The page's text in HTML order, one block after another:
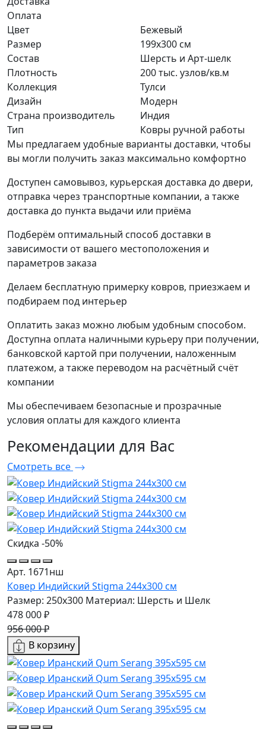
Оплата
Цвет
Бежевый
Размер
199x300 см
Состав
Шерсть и Арт-шелк
Плотность
200 тыс. узлов/кв.м
Коллекция
Тулси
Дизайн
Модерн
Страна производитель
Индия
Тип
Ковры ручной работы
Мы предлагаем удобные варианты доставки, чтобы
вы могли получить заказ максимально комфортно
Доступен самовывоз, курьерская доставка до двери,
отправка через транспортные компании, а также
доставка до пункта выдачи или приёма
Подберём оптимальный способ доставки в
зависимости от вашего местоположения и
параметров заказа
Делаем бесплатную примерку ковров, приезжаем и
подбираем под интерьер
Оплатить заказ можно любым удобным способом.
Доступна оплата наличными курьеру при получении,
банковской картой при получении, наложенным
платежом, а также переводом на расчётный счёт
компании
Мы обеспечиваем безопасные и прозрачные
условия оплаты для каждого клиента
Рекомендации для Вас
Смотреть все
Скидка -50%
Арт. 1671нш
Ковер Индийский Stigma 244x300 см
Размер: 250x300 Материал: Шерсть и Шелк
478 000 ₽
956 000 ₽
В корзину